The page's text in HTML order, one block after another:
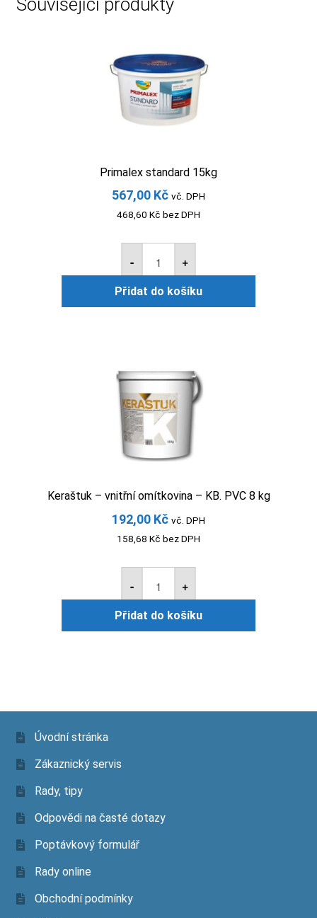
Primalex standard 15kg
567,00 Kč vč. DPH
468,60 Kč bez DPH
-
Primalex
standard
15kg
+
Přidat do košíku
Keraštuk – vnitřní omítkovina – KB. PVC 8 kg
192,00 Kč vč. DPH
158,68 Kč bez DPH
-
Keraštuk
vnitřní
-
+
Přidat do košíku
Úvodní stránka
Zákaznický servis
Rady, tipy
Odpovědi na časté dotazy
Poptávkový formulář
Rady online
Obchodní podmínky